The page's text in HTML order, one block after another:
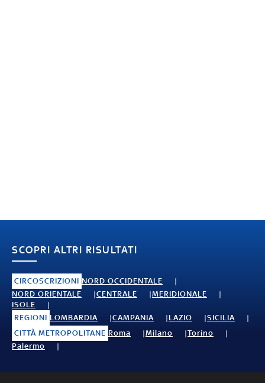
SCOPRI ALTRI RISULTATI
CIRCOSCRIZIONI NORD OCCIDENTALE
NORD ORIENTALE
CENTRALE
MERIDIONALE
ISOLE
REGIONI LOMBARDIA CAMPANIA LAZIO
SICILIA
CITTÀ METROPOLITANE Roma Milano
Torino
Palermo